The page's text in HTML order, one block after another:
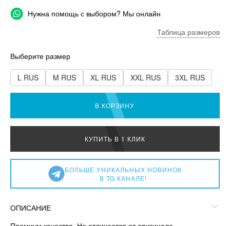
Нужна помощь с выбором? Мы онлайн
Таблица размеров
Выберите размер
L RUS M RUS XL RUS XXL RUS 3XL RUS
В КОРЗИНУ
КУПИТЬ В 1 КЛИК
БОЛЬШЕ УНИКАЛЬНЫХ НОВИНОК
В TG КАНАЛЕ!
ОПИСАНИЕ